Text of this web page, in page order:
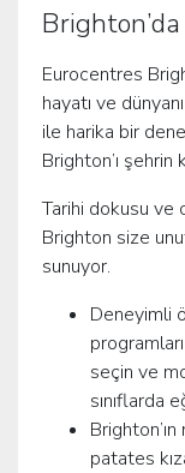
Eurocentres
hayatı ve
ile harika bir
Brighton’ı
Tarihi dokusu ve
Brighton size
sunuyor.
Deneyimli
seçin ve
sınıflarda
patates